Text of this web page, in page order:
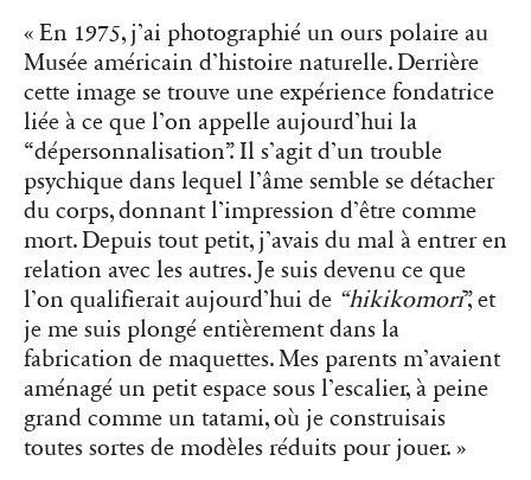
« En 1975, j’ai photographié un ours polaire au
Musée américain d’histoire naturelle. Derrière
cette image se trouve une expérience fondatrice
liée à ce que l’on appelle aujourd’hui la
“dépersonnalisation”. Il s’agit d’un trouble
psychique dans lequel l’âme semble se détacher
du corps, donnant l’impression d’être comme
mort. Depuis tout petit, j’avais du mal à entrer en
relation avec les autres. Je suis devenu ce que
l’on qualifierait aujourd’hui de “hikikomori”, et
je me suis plongé entièrement dans la
fabrication de maquettes. Mes parents m’avaient
aménagé un petit espace sous l’escalier, à peine
grand comme un tatami, où je construisais
toutes sortes de modèles réduits pour jouer. »